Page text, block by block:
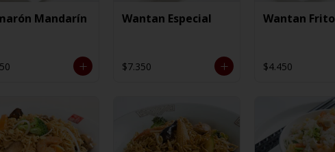
Mandarín Wantan Especial
$7.350
Wantan Frito
$4.450